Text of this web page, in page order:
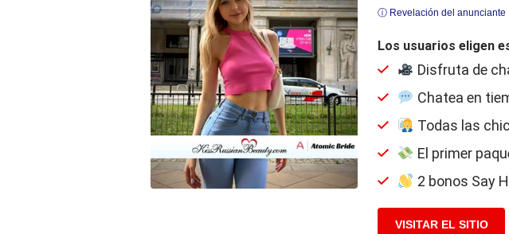
ⓘ Revelación del anunciante
Los usuarios eligen
Disfruta de
Chatea en
Todas las
El primer
2 bonos Say
VISITAR EL SITIO